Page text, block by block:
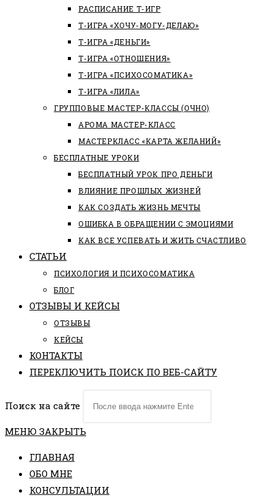
РАСПИСАНИЕ Т-ИГР
Т-ИГРА «ХОЧУ-МОГУ-ДЕЛАЮ»
Т-ИГРА «ДЕНЬГИ»
Т-ИГРА «ОТНОШЕНИЯ»
Т-ИГРА «ПСИХОСОМАТИКА»
Т-ИГРА «ЛИЛА»
ГРУППОВЫЕ МАСТЕР-КЛАССЫ (ОЧНО)
АРОМА МАСТЕР-КЛАСС
МАСТЕРКЛАСС «КАРТА ЖЕЛАНИЙ»
БЕСПЛАТНЫЕ УРОКИ
БЕСПЛАТНЫЙ УРОК ПРО ДЕНЬГИ
ВЛИЯНИЕ ПРОШЛЫХ ЖИЗНЕЙ
КАК СОЗДАТЬ ЖИЗНЬ МЕЧТЫ
ОШИБКА В ОБРАЩЕНИИ С ЭМОЦИЯМИ
КАК ВСЕ УСПЕВАТЬ И ЖИТЬ СЧАСТЛИВО
СТАТЬИ
ПCИХОЛОГИЯ И ПСИХОСОМАТИКА
БЛОГ
ОТЗЫВЫ И КЕЙСЫ
ОТЗЫВЫ
КЕЙСЫ
КОНТАКТЫ
ПЕРЕКЛЮЧИТЬ ПОИСК ПО ВЕБ-САЙТУ
Поиск на сайте
МЕНЮ ЗАКРЫТЬ
ГЛАВНАЯ
ОБО МНЕ
КОНСУЛЬТАЦИИ